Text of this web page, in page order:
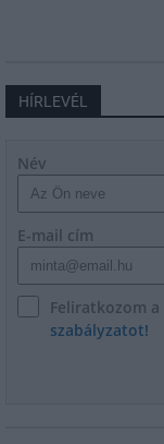
HÍRLEVÉL
Név
E-mail cím
Feliratkozom
szabályzatot!